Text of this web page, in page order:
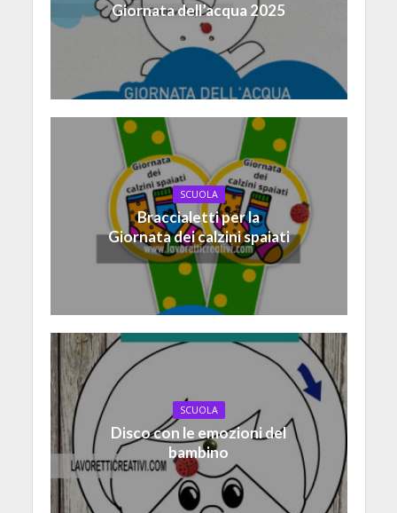
Giornata dell’acqua 2025
SCUOLA
Braccialetti per la
Giornata dei calzini spaiati
SCUOLA
Disco con le emozioni del
bambino